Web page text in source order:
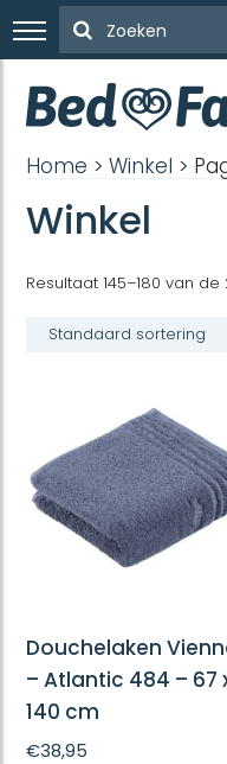
Home >Winkel >
Winkel
Resultaat 145–180 van
Douchelaken
– Atlantic 484 – 67
140 cm
€38,95